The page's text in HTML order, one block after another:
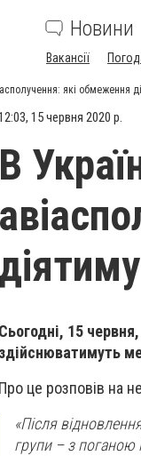
Новини
Вакансії
які обмеження
15 червня 2020 р.
В
Сьогодні, 15
здійснюватимуть
Про це розповів на
«Після
групи – з поганою